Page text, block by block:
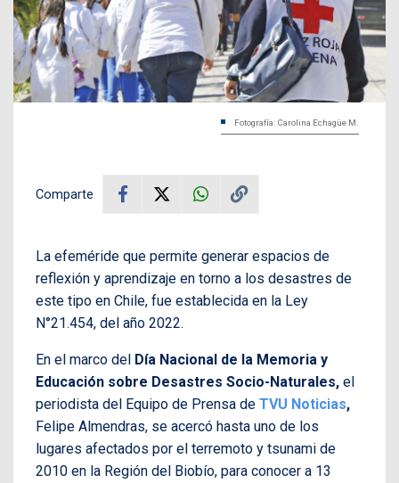
Fotografía: Carolina Echagüe M.
Comparte
La efeméride que permite generar espacios de
reflexión y aprendizaje en torno a los desastres de
este tipo en Chile, fue establecida en la Ley
N°21.454, del año 2022.
En el marco del Día Nacional de la Memoria y
Educación sobre Desastres Socio-Naturales, el
periodista del Equipo de Prensa de TVU Noticias,
Felipe Almendras, se acercó hasta uno de los
lugares afectados por el terremoto y tsunami de
2010 en la Región del Biobío, para conocer a 13